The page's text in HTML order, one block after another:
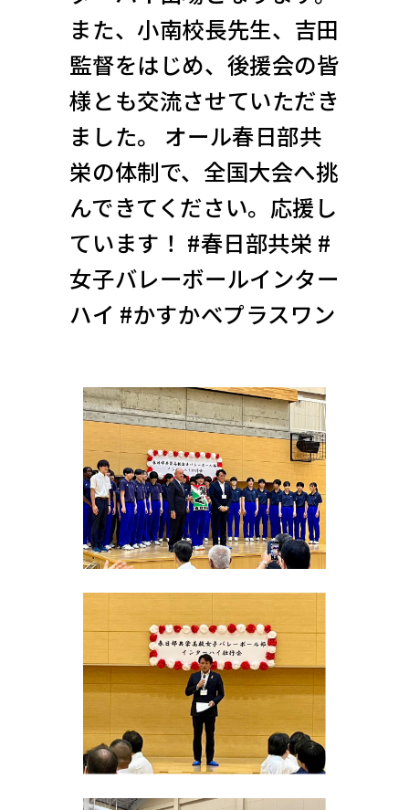
また、小南校長先生、吉田
監督をはじめ、後援会の皆
様とも交流させていただき
ました。 オール春日部共
栄の体制で、全国大会へ挑
んできてください。応援し
ています！ #春日部共栄 #
女子バレーボールインター
ハイ #かすかべプラスワン